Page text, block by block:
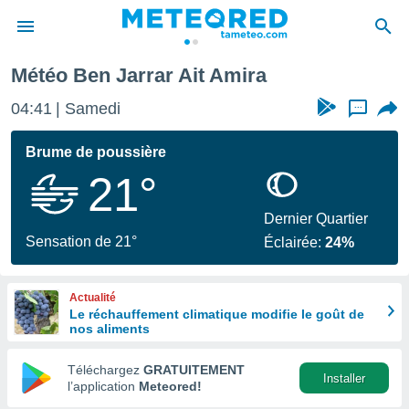
de
en
Météo Ben Jarrar Ait Amira
04:41 Samedi ...
Brume de poussière
21°
Sensation de 21°
Dernier Quartier
Éclairée:24%
Actualité
Le réchauffement climatique modifie le goût de
nos aliments
Téléchargez GRATUITEMENT
l’application Meteored!
Installer